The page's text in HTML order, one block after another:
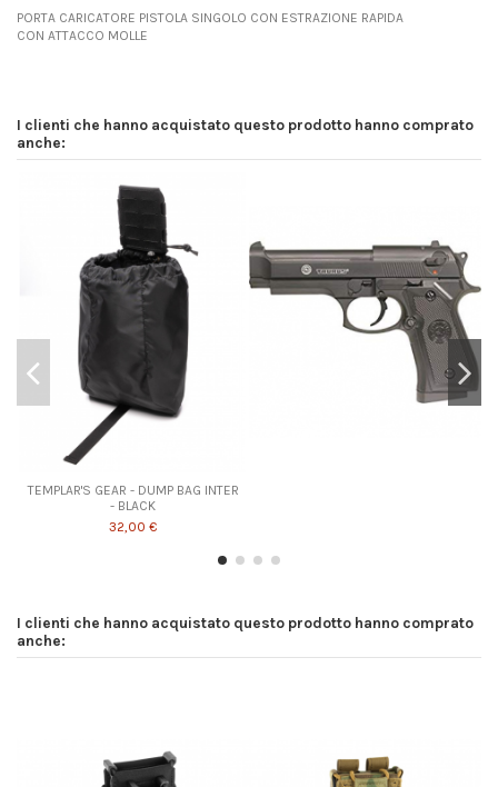
PORTA CARICATORE PISTOLA SINGOLO CON ESTRAZIONE RAPIDA
CON ATTACCO MOLLE
I clienti che hanno acquistato questo prodotto hanno comprato
anche:
TEMPLAR'S GEAR - DUMP BAG INTER
- BLACK
32,00 €
I clienti che hanno acquistato questo prodotto hanno comprato
anche: